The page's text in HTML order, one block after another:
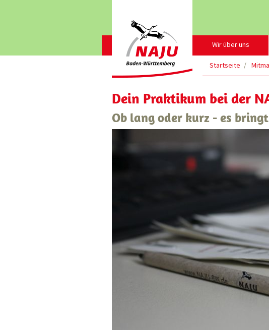
Wir über uns
Startseite
Dein Praktikum bei der
Ob lang oder kurz - es